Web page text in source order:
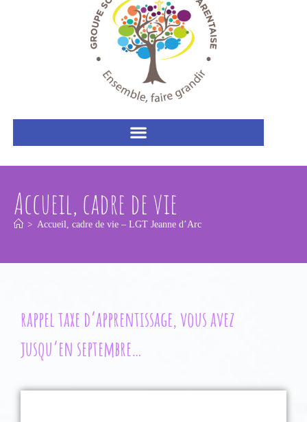
Accueil, cadre de vie
> Accueil, cadre de vie – LGT Jeanne d’Arc
rappel taxe d’apprentissage, vous avez
jusqu’en septembre…